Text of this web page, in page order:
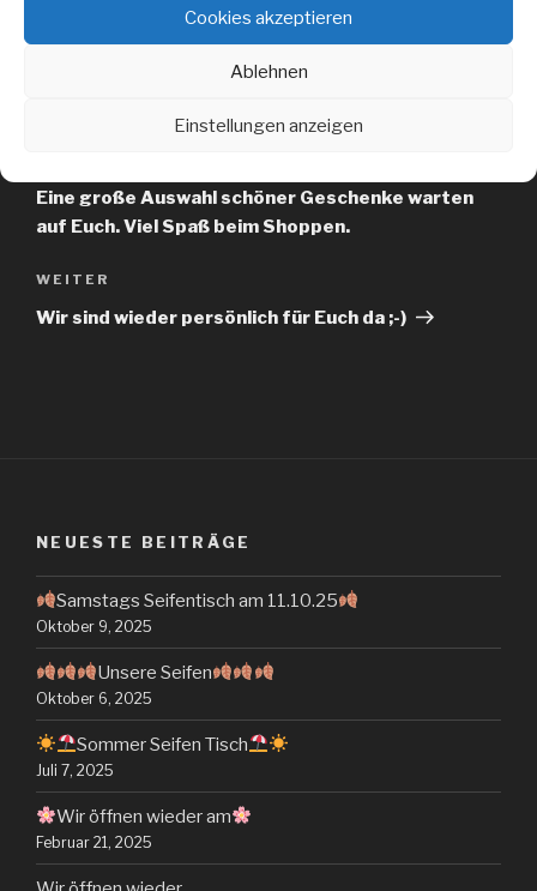
Cookies akzeptieren
Ablehnen
Einstellungen anzeigen
Beitragsnavigation
Mittwoch und Donnerstag von 10.00-18.00 Uhr
Eine große Auswahl schöner Geschenke warten
auf Euch. Viel Spaß beim Shoppen.
Nächster
Beitrag
WEITER
Wir sind wieder persönlich für Euch da ;-)
NEUESTE BEITRÄGE
Samstags Seifentisch am 11.10.25
Oktober 9, 2025
Unsere Seifen
Oktober 6, 2025
Sommer Seifen Tisch
Juli 7, 2025
Wir öffnen wieder am
Februar 21, 2025